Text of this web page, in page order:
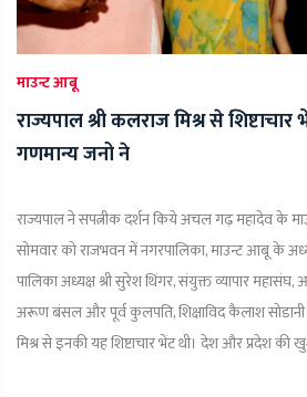
माउन्ट आबू
राज्यपाल श्री कलराज मिश्र से
गणमान्य जनो ने
राज्यपाल ने सपत्नीक दर्शन किये अचल गढ़ महादेव के
सोमवार को राजभवन में नगरपालिका, माउन्ट आबू के
पालिका अध्यक्ष श्री सुरेश थिंगर, संयुक्त व्यापार
अरूण बंसल और पूर्व कुलपति, शिक्षाविद कैलाश सोडानी
मिश्र से इनकी यह शिष्टाचार भेंट थी। देश और प्रदेश की